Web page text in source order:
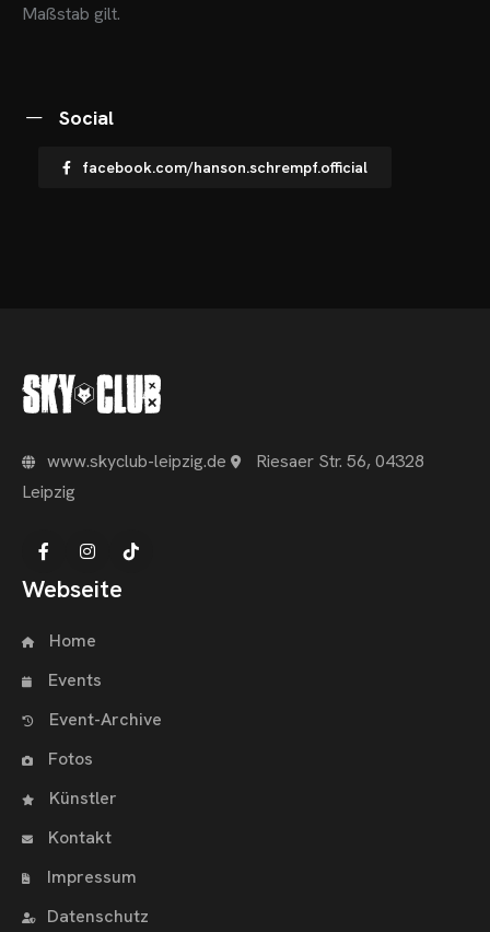
Maßstab gilt.
Social
facebook.com/hanson.schrempf.official
www.skyclub-leipzig.de
Riesaer Str. 56, 04328
Leipzig
Webseite
Home
Events
Event-Archive
Fotos
Künstler
Kontakt
Impressum
Datenschutz